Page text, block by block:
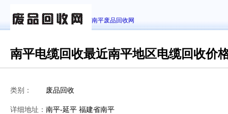
南平废品回收网
南平电缆回收最近南平地区电缆回收价
类别： 废品回收
详细地址： 南平-延平 福建省南平